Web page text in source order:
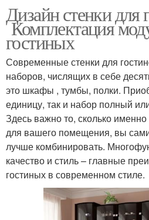
Дизайн стенки для
Комплектация
гостиных
Современные стенки для
наборов, числящих в себе
это шкафы , тумбы, полки.
единицу, так и набор полный
Здесь важно то, сколько
для вашего помещения, вы
лучше комбинировать.
качество и стиль – главные
гостиных в современном стиле.